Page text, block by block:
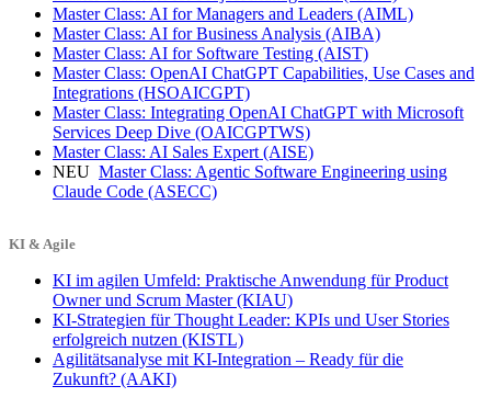
Master Class: AI for Managers and Leaders (AIML)
Master Class: AI for Business Analysis (AIBA)
Master Class: AI for Software Testing (AIST)
Master Class: OpenAI ChatGPT Capabilities, Use Cases and
Integrations (HSOAICGPT)
Master Class: Integrating OpenAI ChatGPT with Microsoft
Services Deep Dive (OAICGPTWS)
Master Class: AI Sales Expert (AISE)
NEU Master Class: Agentic Software Engineering using
Claude Code (ASECC)
KI & Agile
KI im agilen Umfeld: Praktische Anwendung für Product
Owner und Scrum Master(KIAU)
KI-Strategien für Thought Leader: KPIs und User Stories
erfolgreich nutzen (KISTL)
Agilitätsanalyse mit KI-Integration – Ready für die
Zukunft? (AAKI)